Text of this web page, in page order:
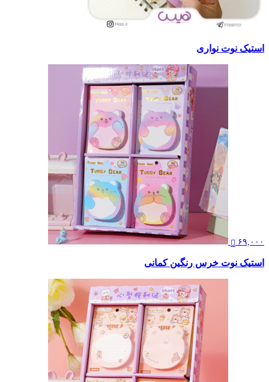
استیک نوت نواری
۶۹,۰۰۰
استیک نوت خرس رنگین کمانی